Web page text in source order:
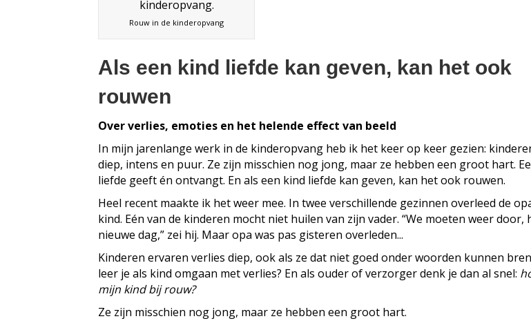
Rouw in de kinderopvang
Als een kind liefde kan geven, kan het ook
rouwen
Over verlies, emoties en het helende effect van beeld
In mijn jarenlange werk in de kinderopvang heb ik het keer op keer gezien:
diep, intens en puur. Ze zijn misschien nog jong, maar ze hebben een groot hart.
liefde geeft én ontvangt. En als een kind liefde kan geven, kan het ook rouwen.
Heel recent maakte ik het weer mee. In twee verschillende gezinnen overleed de
kind. Eén van de kinderen mocht niet huilen van zijn vader. “We moeten weer door,
nieuwe dag,” zei hij. Maar opa was pas gisteren overleden...
Kinderen ervaren verlies diep, ook als ze dat niet goed onder woorden kunnen
leer je als kind omgaan met verlies? En als ouder of verzorger denk je dan al snel:
mijn kind bij rouw?
Ze zijn misschien nog jong, maar ze hebben een groot hart.